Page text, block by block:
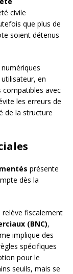
civile
que plus de
soient détenus
en
avec
les erreurs de
de la structure
présente
dès la
fiscalement
(BNC),
implique des
spécifiques
pour le
seuils, mais se